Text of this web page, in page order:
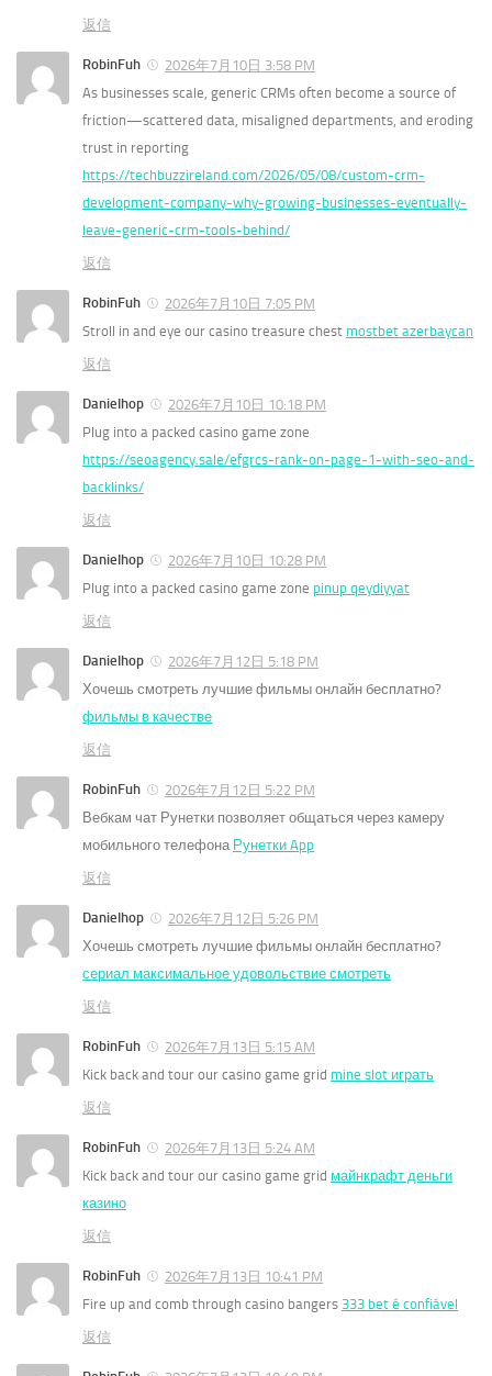
返信
RobinFuh
2026年7月10日 3:58 PM
As businesses scale, generic CRMs often become a source of
friction—scattered data, misaligned departments, and eroding
trust in reporting
https://techbuzzireland.com/2026/05/08/custom-crm-
development-company-why-growing-businesses-eventually-
leave-generic-crm-tools-behind/
返信
RobinFuh
2026年7月10日 7:05 PM
Stroll in and eye our casino treasure chest mostbet azerbaycan
返信
Danielhop
2026年7月10日 10:18 PM
Plug into a packed casino game zone
https://seoagency.sale/efgrcs-rank-on-page-1-with-seo-and-
backlinks/
返信
Danielhop
2026年7月10日 10:28 PM
Plug into a packed casino game zone pinup qeydiyyat
返信
Danielhop
2026年7月12日 5:18 PM
Хочешь смотреть лучшие фильмы онлайн бесплатно?
фильмы в качестве
返信
RobinFuh
2026年7月12日 5:22 PM
Вебкам чат Рунетки позволяет общаться через камеру
мобильного телефона Рунетки App
返信
Danielhop
2026年7月12日 5:26 PM
Хочешь смотреть лучшие фильмы онлайн бесплатно?
сериал максимальное удовольствие смотреть
返信
RobinFuh
2026年7月13日 5:15 AM
Kick back and tour our casino game grid mine slot играть
返信
RobinFuh
2026年7月13日 5:24 AM
Kick back and tour our casino game grid майнкрафт деньги
казино
返信
RobinFuh
2026年7月13日 10:41 PM
Fire up and comb through casino bangers 333 bet é confiável
返信